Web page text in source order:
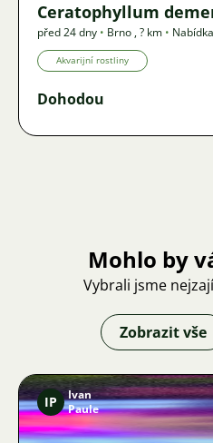
Ceratophyllum
před 24 dny • Brno ,? km • Nabídka
Akvarijní rostliny
Dohodou
Mohlo by
Vybrali jsme
Zobrazit vše
IP
Ivan
Paule